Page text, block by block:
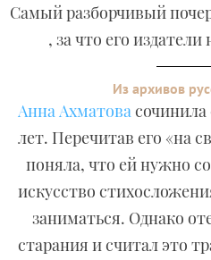
Самый разборчивый
, за что его издатели
Из архивов
Анна Ахматовасочинила
лет. Перечитав его «на
поняла, что ей нужно
искусство
заниматься. Однако
старания и считал это